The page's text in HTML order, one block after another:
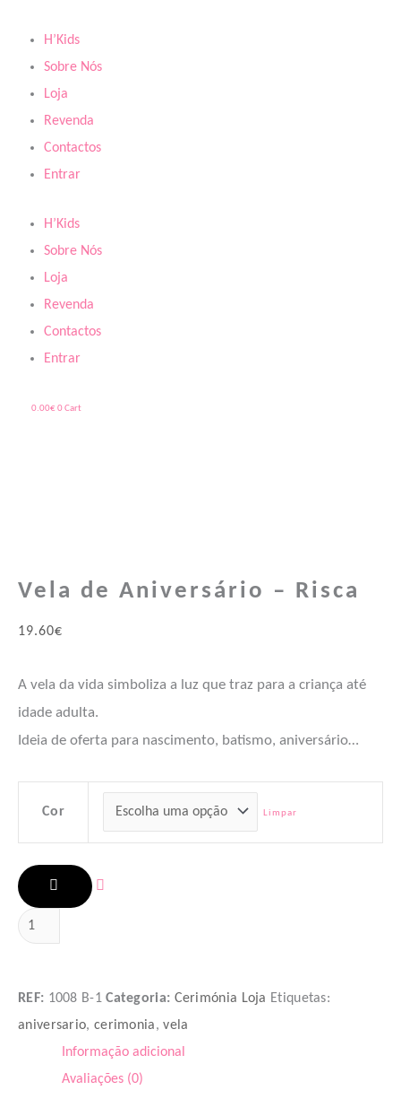
content
H’Kids
Sobre Nós
Loja
Revenda
Contactos
Entrar
H’Kids
Sobre Nós
Loja
Revenda
Contactos
Entrar
0.00€ 0Cart
Vela de Aniversário – Risca
19.60€
A vela da vida simboliza a luz que traz para a criança até
idade adulta.
Ideia de oferta para nascimento, batismo, aniversário…
Cor Limpar
Aniversário
-
REF: 1008 B-1 Categoria: Cerimónia Loja Etiquetas:
aniversario, cerimonia,vela
Informação adicional
Avaliações (0)